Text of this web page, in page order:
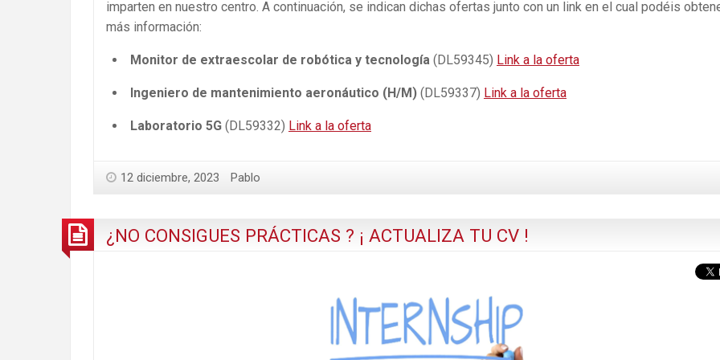
imparten en nuestro centro. A continuación, se indican dichas ofertas junto con un link en el cual podéis
más información:
Monitor de extraescolar de robótica y tecnología (DL59345) Link a la oferta
Ingeniero de mantenimiento aeronáutico (H/M) (DL59337) Link a la oferta
Laboratorio 5G (DL59332) Link a la oferta
12 diciembre, 2023 Pablo
¿NO CONSIGUES PRÁCTICAS ? ¡ ACTUALIZA TU CV !